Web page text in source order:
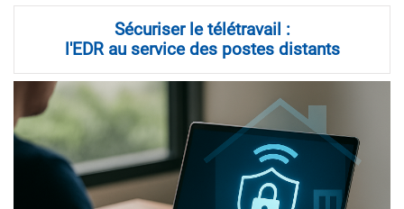
Sécuriser le télétravail :
l'EDR au service des postes distants